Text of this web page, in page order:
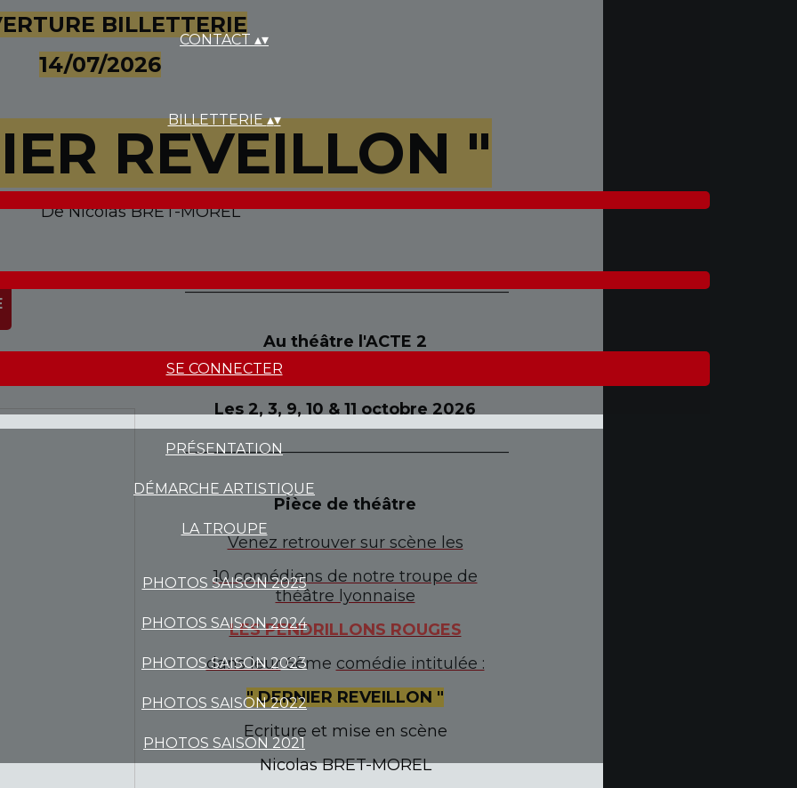
CONTACT ▴▾
BILLETTERIE▴▾
SE CONNECTER
PRÉSENTATION
DÉMARCHE ARTISTIQUE
LA TROUPE
PHOTOS SAISON 2025
PHOTOS SAISON 2024
PHOTOS SAISON 2023
PHOTOS SAISON 2022
PHOTOS SAISON 2021
BILLETTERIE
14/07/2026
REVEILLON "
De Nicolas BRET-MOREL
__________________________________________________
Au théâtre l'ACTE 2
Les 2, 3, 9, 10 & 11 octobre 2026
___________________________________________________
Pièce de théâtre
Venez retrouver sur scène les
10 comédiens de notre troupe de
théâtre lyonnaise
LES PENDRILLONS ROUGES
dans leur6ème comédie intitulée :
" DERNIER REVEILLON "
Ecriture et mise en scène
Nicolas BRET-MOREL